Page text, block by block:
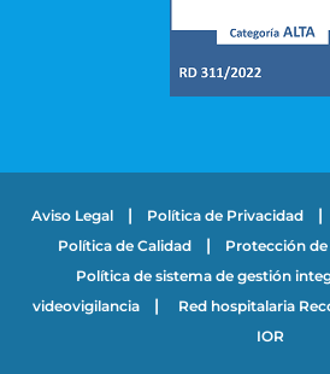
Aviso Legal | Política de Privacidad |
Política de Calidad | Protección
Política de sistema de gestión
videovigilancia| Red hospitalaria
IOR